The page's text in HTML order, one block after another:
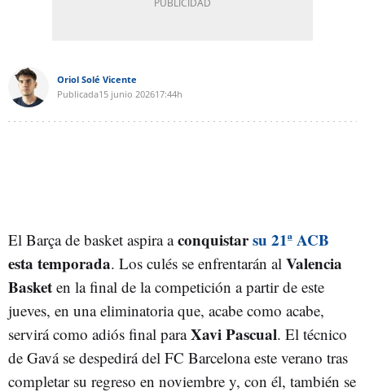
Oriol Solé Vicente
Publicada15 junio 202617:44h
El Barça de basket aspira aconquistarsu 21ª ACB
esta temporada. Los culés se enfrentarán al Valencia
Basket en la final de la competición a partir de este
jueves, en una eliminatoria que, acabe como acabe,
servirá como adiós final paraXavi Pascual. El técnico
de Gavá se despedirá del FC Barcelona este verano tras
completar su regreso en noviembre y, con él, también se